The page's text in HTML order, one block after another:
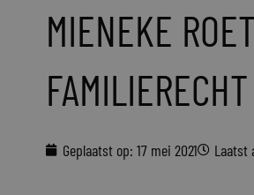
MIENEKE
FAMILIERECHT
Geplaatst op: 17 mei 2021 Laatst